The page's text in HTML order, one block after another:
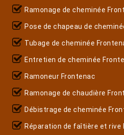
Ramonage de cheminée
Pose de chapeau de
Tubage de cheminée
Entretien de cheminée
Ramoneur Frontenac
Ramonage de chaudière
Débistrage de cheminée
Réparation de faîtière et rive